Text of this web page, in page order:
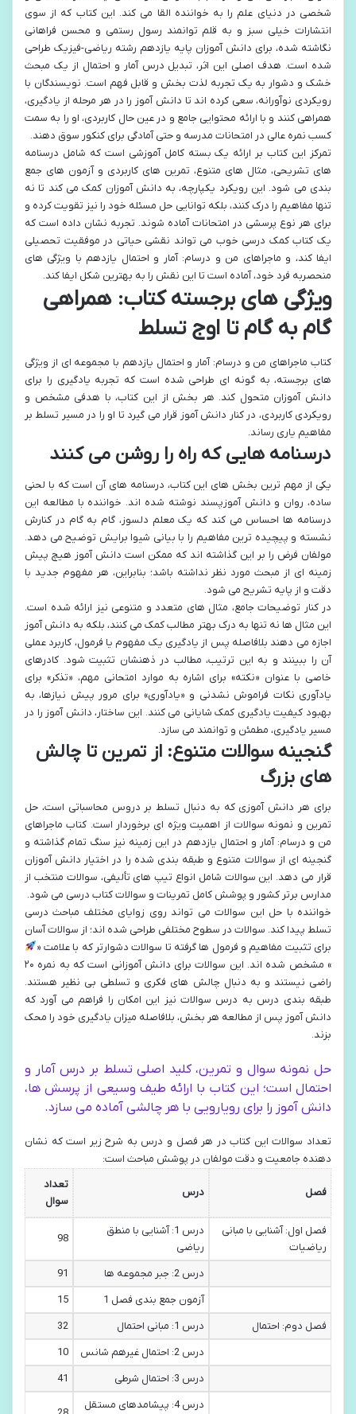
شخصی در دنیای علم را به خواننده القا می کند. این کتاب که از سوی
انتشارات خیلی سبز و به قلم توانمند رسول رستمی و محسن فراهانی
نگاشته شده، برای دانش آموزان پایه یازدهم رشته ریاضی-فیزیک طراحی
شده است. هدف اصلی این اثر، تبدیل درس آمار و احتمال از یک مبحث
خشک و دشوار به یک تجربه لذت بخش و قابل فهم است. نویسندگان با
رویکردی نوآورانه، سعی کرده اند تا دانش آموز را در هر مرحله از یادگیری،
همراهی کنند و با ارائه محتوایی جامع و در عین حال کاربردی، او را به سمت
کسب نمره عالی در امتحانات مدرسه و حتی آمادگی برای کنکور سوق دهند.
تمرکز این کتاب بر ارائه یک بسته کامل آموزشی است که شامل درسنامه
های تشریحی، مثال های متنوع، تمرین های کاربردی و آزمون های جمع
بندی می شود. این رویکرد یکپارچه، به دانش آموزان کمک می کند تا نه
تنها مفاهیم را درک کنند، بلکه توانایی حل مسئله خود را نیز تقویت کرده و
برای هر نوع پرسشی در امتحانات آماده شوند. تجربه نشان داده است که
یک کتاب کمک درسی خوب می تواند نقشی حیاتی در موفقیت تحصیلی
ایفا کند، و ماجراهای من و درسام: آمار و احتمال یازدهم با ویژگی های
منحصربه فرد خود، آماده است تا این نقش را به بهترین شکل ایفا کند.
ویژگی های برجسته کتاب: همراهی
گام به گام تا اوج تسلط
کتاب ماجراهای من و درسام: آمار و احتمال یازدهم با مجموعه ای از ویژگی
های برجسته، به گونه ای طراحی شده است که تجربه یادگیری را برای
دانش آموزان متحول کند. هر بخش از این کتاب، با هدفی مشخص و
رویکردی کاربردی، در کنار دانش آموز قرار می گیرد تا او را در مسیر تسلط بر
مفاهیم یاری رساند.
درسنامه هایی که راه را روشن می کنند
یکی از مهم ترین بخش های این کتاب، درسنامه های آن است که با لحنی
ساده، روان و دانش آموزپسند نوشته شده اند. خواننده با مطالعه این
درسنامه ها احساس می کند که یک معلم دلسوز، گام به گام در کنارش
نشسته و پیچیده ترین مفاهیم را با بیانی شیوا برایش توضیح می دهد.
مولفان فرض را بر این گذاشته اند که ممکن است دانش آموز هیچ پیش
زمینه ای از مبحث مورد نظر نداشته باشد؛ بنابراین، هر مفهوم جدید با
دقت و از پایه تشریح می شود.
در کنار توضیحات جامع، مثال های متعدد و متنوعی نیز ارائه شده است.
این مثال ها نه تنها به درک بهتر مطالب کمک می کنند، بلکه به دانش آموز
اجازه می دهند بلافاصله پس از یادگیری یک مفهوم یا فرمول، کاربرد عملی
آن را ببینند و به این ترتیب، مطالب در ذهنشان تثبیت شود. کادرهای
خاصی با عنوان «نکته» برای اشاره به موارد امتحانی مهم، «تذکر» برای
یادآوری نکات فراموش نشدنی و «یادآوری» برای مرور پیش نیازها، به
بهبود کیفیت یادگیری کمک شایانی می کنند. این ساختار، دانش آموز را در
مسیر یادگیری، مطمئن و توانمند می سازد.
گنجینه سوالات متنوع: از تمرین تا چالش
های بزرگ
برای هر دانش آموزی که به دنبال تسلط بر دروس محاسباتی است، حل
تمرین و نمونه سوالات از اهمیت ویژه ای برخوردار است. کتاب ماجراهای
من و درسام: آمار و احتمال یازدهم در این زمینه نیز سنگ تمام گذاشته و
گنجینه ای از سوالات متنوع و طبقه بندی شده را در اختیار دانش آموزان
قرار می دهد. این سوالات شامل انواع تیپ های تألیفی، سوالات منتخب از
مدارس برتر کشور و پوشش کامل تمرینات و سوالات کتاب درسی می شود.
خواننده با حل این سوالات می تواند روی زوایای مختلف مباحث درسی
تسلط پیدا کند. سوالات در سطوح مختلفی طراحی شده اند؛ از سوالات آسان
برای تثبیت مفاهیم و فرمول ها گرفته تا سوالات دشوارتر که با علامت «
» مشخص شده اند. این سوالات برای دانش آموزانی است که به نمره ۲۰
راضی نیستند و به دنبال چالش های فکری و تسلطی بی نظیر هستند.
طبقه بندی درس به درس سوالات نیز این امکان را فراهم می آورد که
دانش آموز پس از مطالعه هر بخش، بلافاصله میزان یادگیری خود را محک
بزند.
حل نمونه سوال و تمرین، کلید اصلی تسلط بر درس آمار و
احتمال است؛ این کتاب با ارائه طیف وسیعی از پرسش ها،
دانش آموز را برای رویارویی با هر چالشی آماده می سازد.
تعداد سوالات این کتاب در هر فصل و درس به شرح زیر است که نشان
دهنده جامعیت و دقت مولفان در پوشش مباحث است:
فصل درس
تعداد
سوال
فصل اول: آشنایی با مبانی
ریاضیات
درس 1: آشنایی با منطق
ریاضی
98
درس 2: جبر مجموعه ها
91
آزمون جمع بندی فصل 1
15
فصل دوم: احتمال
درس 1: مبانی احتمال
32
درس 2: احتمال غیرهم شانس
10
درس 3: احتمال شرطی
41
درس 4: پیشامدهای مستقل